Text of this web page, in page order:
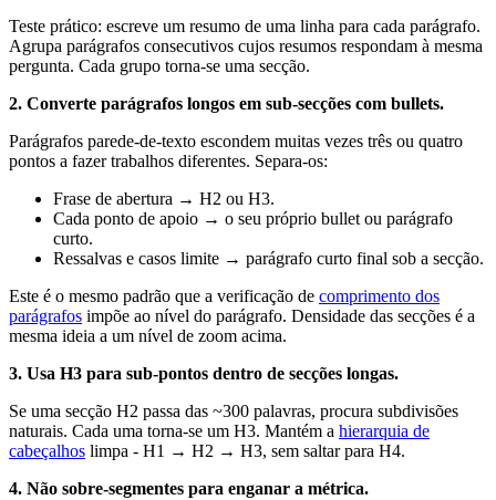
Teste prático: escreve um resumo de uma linha para cada parágrafo.
Agrupa parágrafos consecutivos cujos resumos respondam à mesma
pergunta. Cada grupo torna-se uma secção.
2. Converte parágrafos longos em sub-secções com bullets.
Parágrafos parede-de-texto escondem muitas vezes três ou quatro
pontos a fazer trabalhos diferentes. Separa-os:
Frase de abertura → H2 ou H3.
Cada ponto de apoio → o seu próprio bullet ou parágrafo
curto.
Ressalvas e casos limite → parágrafo curto final sob a secção.
Este é o mesmo padrão que a verificação de comprimento dos
parágrafos impõe ao nível do parágrafo. Densidade das secções é a
mesma ideia a um nível de zoom acima.
3. Usa H3 para sub-pontos dentro de secções longas.
Se uma secção H2 passa das ~300 palavras, procura subdivisões
naturais. Cada uma torna-se um H3. Mantém a hierarquia de
cabeçalhos limpa - H1 → H2 → H3, sem saltar para H4.
4. Não sobre-segmentes para enganar a métrica.